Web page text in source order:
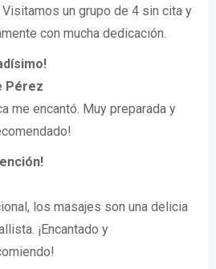
un grupo de 4 sin cita y
con mucha dedicación.
Pérez
me encantó. Muy preparada y
los masajes son una delicia
¡Encantado y